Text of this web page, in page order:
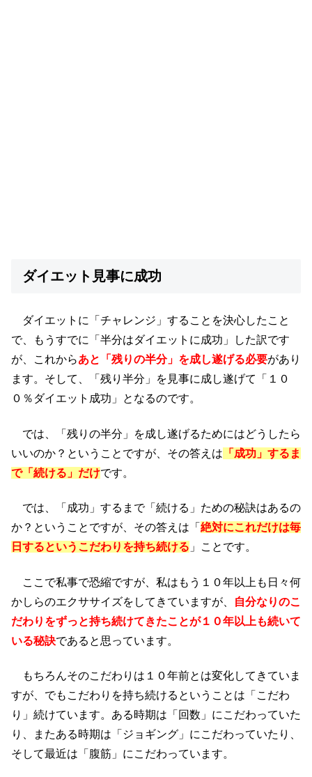
ダイエット見事に成功
ダイエットに「チャレンジ」することを決心したこと
で、もうすでに「半分はダイエットに成功」した訳です
が、これからあと「残りの半分」を成し遂げる必要があり
ます。そして、「残り半分」を見事に成し遂げて「１０
０％ダイエット成功」となるのです。
では、「残りの半分」を成し遂げるためにはどうしたら
いいのか？ということですが、その答えは 「成功」するま
で「続ける」だけです。
では、「成功」するまで「続ける」ための秘訣はあるの
か？ということですが、その答えは「 絶対にこれだけは毎
日するというこだわりを持ち続ける 」ことです。
ここで私事で恐縮ですが、私はもう１０年以上も日々何
かしらのエクササイズをしてきていますが、
自分なりのこ
だわりをずっと持ち続けてきたことが１０年以上も続いて
いる秘訣であると思っています。
もちろんそのこだわりは１０年前とは変化してきていま
すが、でもこだわりを持ち続けるということは「こだわ
り」続けています。ある時期は「回数」にこだわっていた
り、またある時期は「ジョギング」にこだわっていたり、
そして最近は「腹筋」にこだわっています。